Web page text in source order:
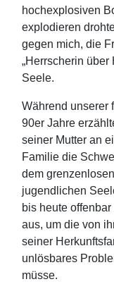
hochexplosiven
explodieren
gegen mich, die
„Herrscherin über
Seele.
Während unserer
90er Jahre
seiner Mutter an
Familie die
dem
jugendlichen
bis heute
aus, um die von
seiner
unlösbares
müsse.